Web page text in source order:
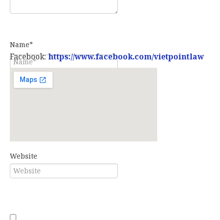
Name*
Website
Facebook:https://www.facebook.com/vietpointlaw